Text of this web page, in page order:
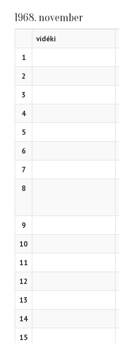
1968. november
vidéki
1
2
3
4
5
6
7
8
9
10
11
12
13
14
15